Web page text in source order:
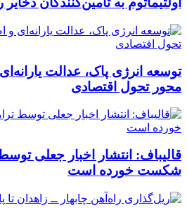
توسعه انرژی پاک، عدالت
محور تحول اقتصادی
قالیباف: انتشار اخبار جعلی
شکست خورده است